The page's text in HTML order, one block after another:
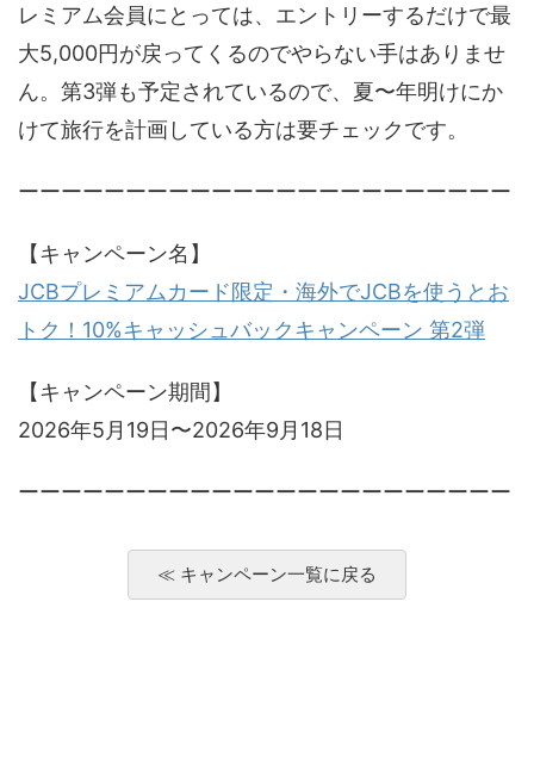
レミアム会員にとっては、エントリーするだけで最
大5,000円が戻ってくるのでやらない手はありませ
ん。第3弾も予定されているので、夏〜年明けにか
けて旅行を計画している方は要チェックです。
ーーーーーーーーーーーーーーーーーーーーーーー
【キャンペーン名】
JCBプレミアムカード限定・海外でJCBを使うとお
トク！10%キャッシュバックキャンペーン 第2弾
【キャンペーン期間】
2026年5月19日〜2026年9月18日
ーーーーーーーーーーーーーーーーーーーーーーー
≪ キャンペーン一覧に戻る